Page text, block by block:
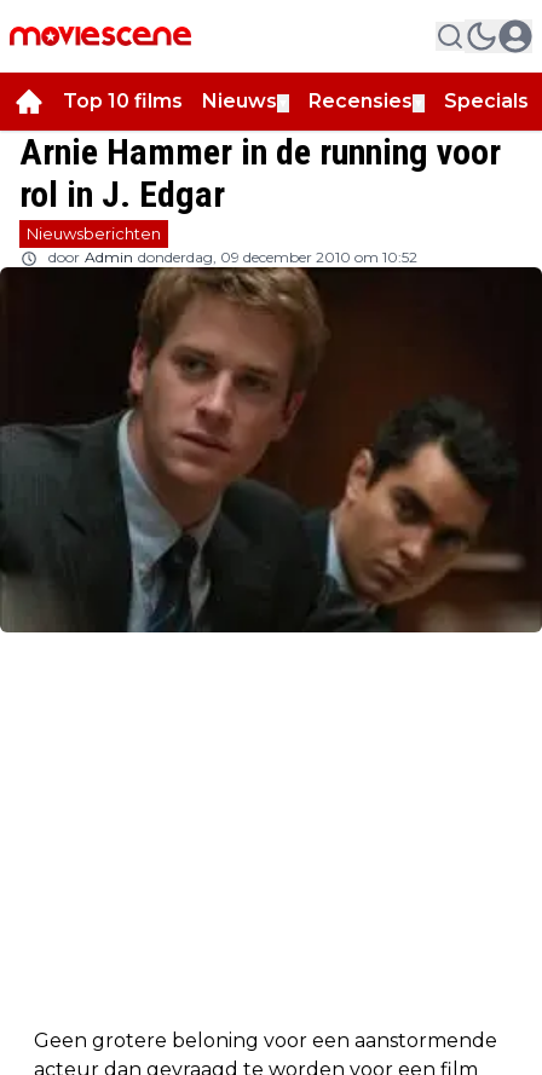
Top 10 films Nieuws Recensies Specials
Arnie Hammer in de running voor
rol in J. Edgar
Nieuwsberichten
door Admin donderdag, 09 december 2010 om 10:52
Geen grotere beloning voor een aanstormende
acteur dan gevraagd te worden voor een film